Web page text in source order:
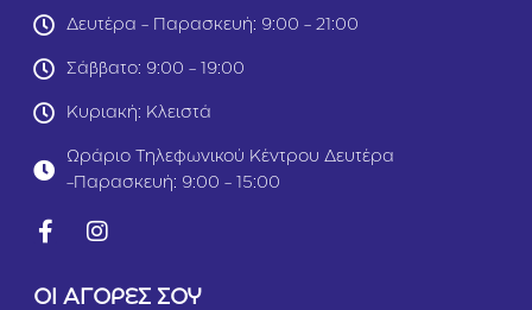
Δευτέρα - Παρασκευή: 9:00 - 21:00
Σάββατο: 9:00 - 19:00
Κυριακή: Κλειστά
Ωράριο Τηλεφωνικού Κέντρου Δευτέρα
-Παρασκευή: 9:00 - 15:00
ΟΙ ΑΓΟΡΕΣ ΣΟΥ